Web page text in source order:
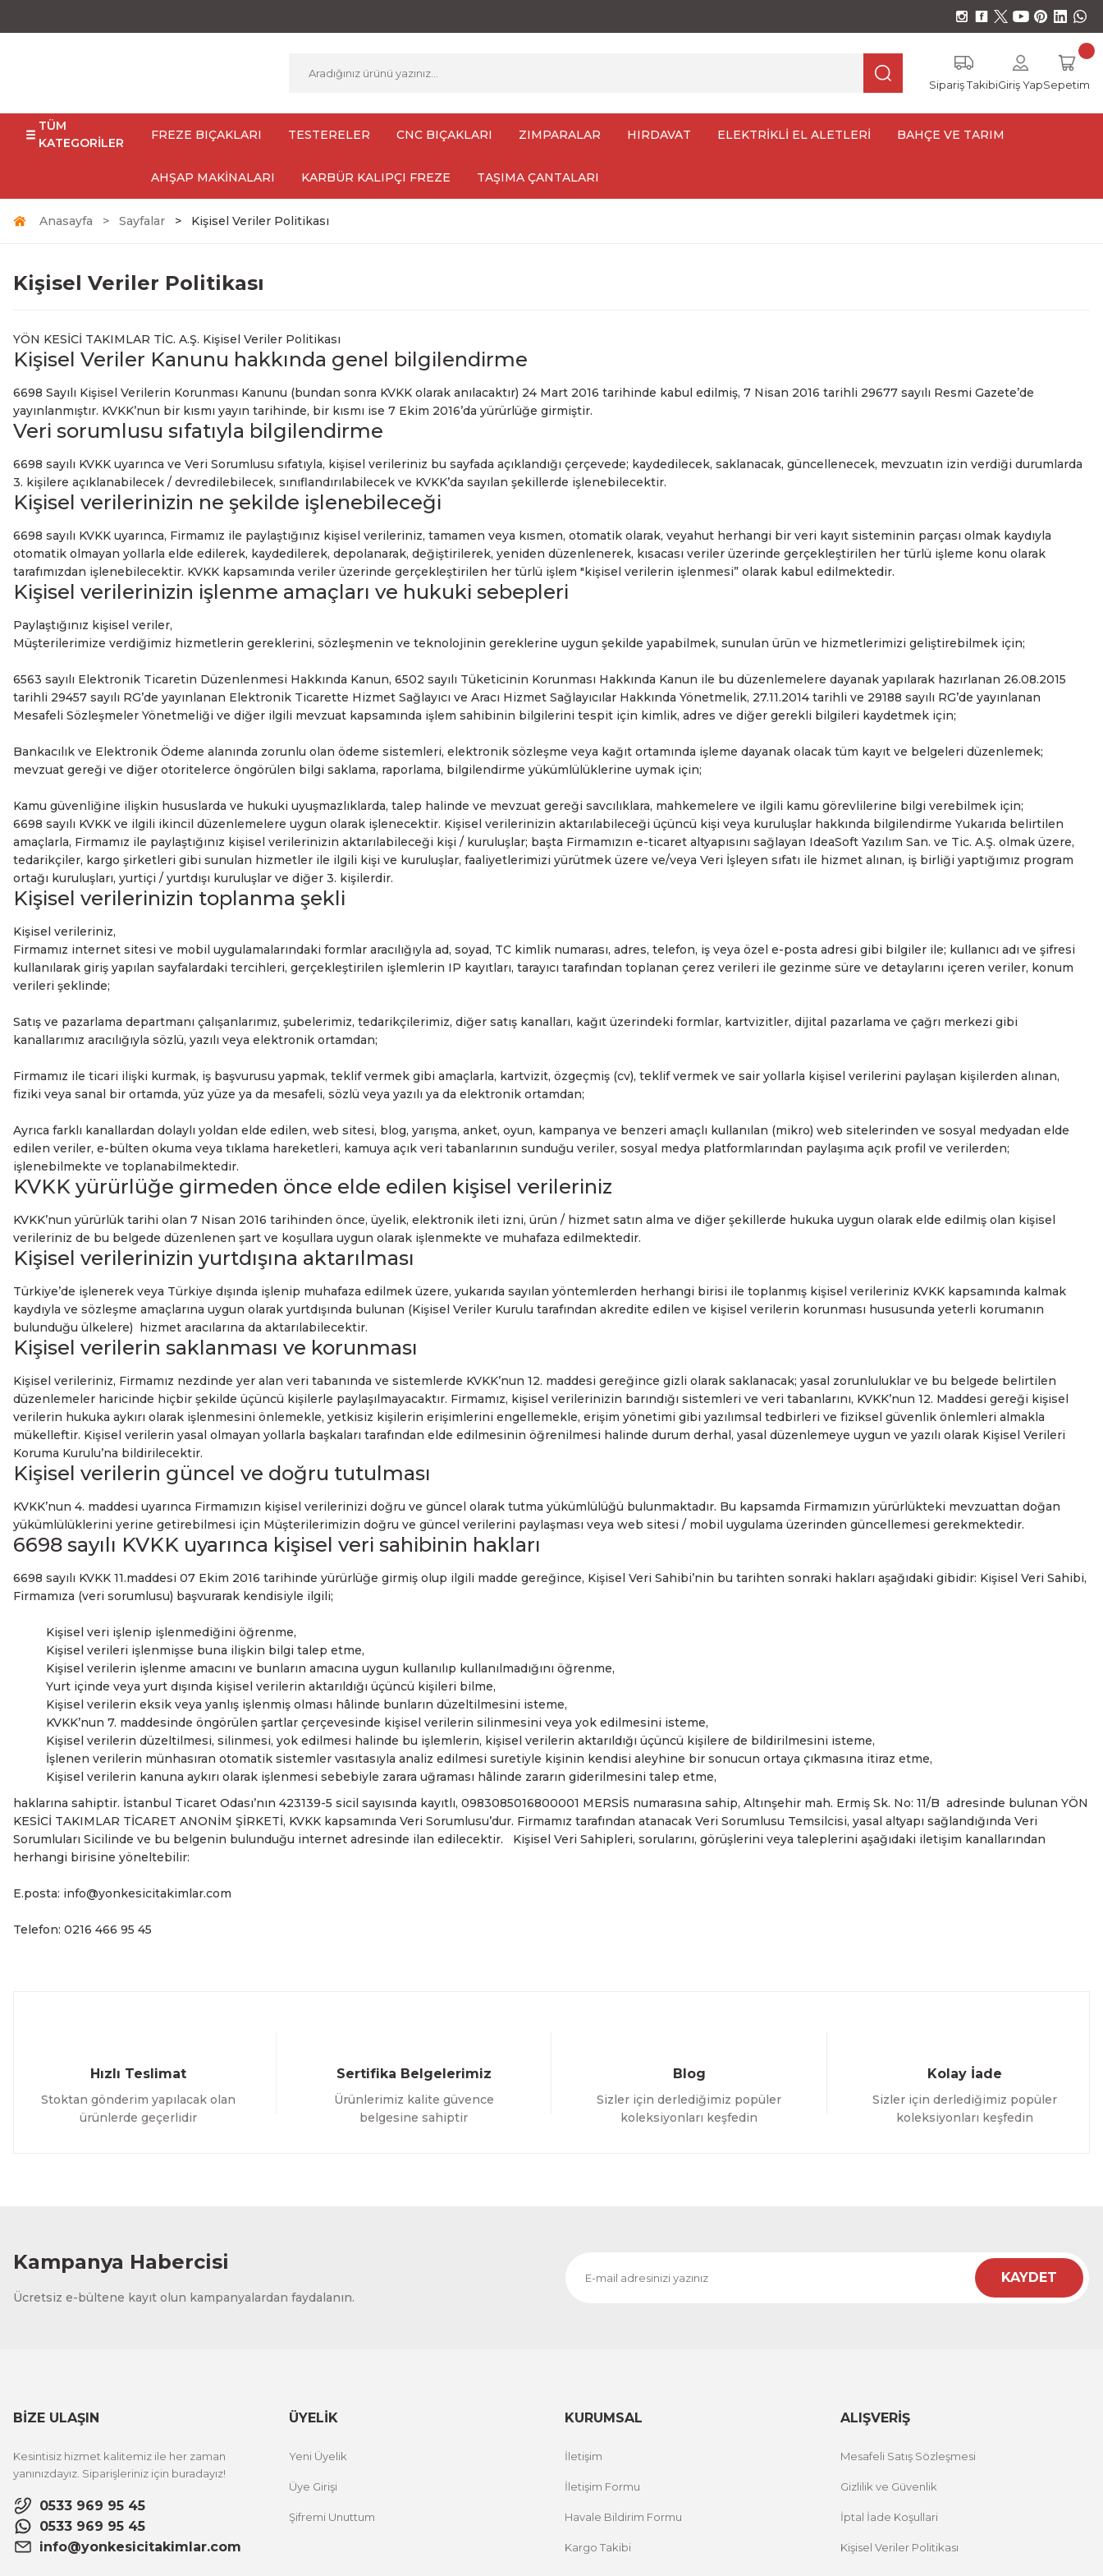
Sipariş TakibiGiriş YapSepetim
TÜM
KATEGORİLER
FREZE BIÇAKLARI TESTERELER CNC BIÇAKLARI ZIMPARALAR HIRDAVAT ELEKTRİKLİ EL ALETLERİ BAHÇE VE TARIM
AHŞAP MAKİNALARI KARBÜR KALIPÇI FREZE TAŞIMA ÇANTALARI
Anasayfa Sayfalar Kişisel Veriler Politikası
Kişisel Veriler Politikası
YÖN KESİCİ TAKIMLAR TİC. A.Ş. Kişisel Veriler Politikası
Kişisel Veriler Kanunu hakkında genel bilgilendirme
6698 Sayılı Kişisel Verilerin Korunması Kanunu (bundan sonra KVKK olarak anılacaktır) 24 Mart 2016 tarihinde kabul edilmiş, 7 Nisan 2016 tarihli 29677 sayılı Resmi Gazete’de
yayınlanmıştır. KVKK’nun bir kısmı yayın tarihinde, bir kısmı ise 7 Ekim 2016’da yürürlüğe girmiştir.
Veri sorumlusu sıfatıyla bilgilendirme
6698 sayılı KVKK uyarınca ve Veri Sorumlusu sıfatıyla, kişisel verileriniz bu sayfada açıklandığı çerçevede; kaydedilecek, saklanacak, güncellenecek, mevzuatın izin verdiği durumlarda
3. kişilere açıklanabilecek / devredilebilecek, sınıflandırılabilecek ve KVKK’da sayılan şekillerde işlenebilecektir.
Kişisel verilerinizin ne şekilde işlenebileceği
6698 sayılı KVKK uyarınca, Firmamız ile paylaştığınız kişisel verileriniz, tamamen veya kısmen, otomatik olarak, veyahut herhangi bir veri kayıt sisteminin parçası olmak kaydıyla
otomatik olmayan yollarla elde edilerek, kaydedilerek, depolanarak, değiştirilerek, yeniden düzenlenerek, kısacası veriler üzerinde gerçekleştirilen her türlü işleme konu olarak
tarafımızdan işlenebilecektir. KVKK kapsamında veriler üzerinde gerçekleştirilen her türlü işlem "kişisel verilerin işlenmesi” olarak kabul edilmektedir.
Kişisel verilerinizin işlenme amaçları ve hukuki sebepleri
Paylaştığınız kişisel veriler,
Müşterilerimize verdiğimiz hizmetlerin gereklerini, sözleşmenin ve teknolojinin gereklerine uygun şekilde yapabilmek, sunulan ürün ve hizmetlerimizi geliştirebilmek için;
6563 sayılı Elektronik Ticaretin Düzenlenmesi Hakkında Kanun, 6502 sayılı Tüketicinin Korunması Hakkında Kanun ile bu düzenlemelere dayanak yapılarak hazırlanan 26.08.2015
tarihli 29457 sayılı RG’de yayınlanan Elektronik Ticarette Hizmet Sağlayıcı ve Aracı Hizmet Sağlayıcılar Hakkında Yönetmelik, 27.11.2014 tarihli ve 29188 sayılı RG’de yayınlanan
Mesafeli Sözleşmeler Yönetmeliği ve diğer ilgili mevzuat kapsamında işlem sahibinin bilgilerini tespit için kimlik, adres ve diğer gerekli bilgileri kaydetmek için;
Bankacılık ve Elektronik Ödeme alanında zorunlu olan ödeme sistemleri, elektronik sözleşme veya kağıt ortamında işleme dayanak olacak tüm kayıt ve belgeleri düzenlemek;
mevzuat gereği ve diğer otoritelerce öngörülen bilgi saklama, raporlama, bilgilendirme yükümlülüklerine uymak için;
Kamu güvenliğine ilişkin hususlarda ve hukuki uyuşmazlıklarda, talep halinde ve mevzuat gereği savcılıklara, mahkemelere ve ilgili kamu görevlilerine bilgi verebilmek için;
6698 sayılı KVKK ve ilgili ikincil düzenlemelere uygun olarak işlenecektir. Kişisel verilerinizin aktarılabileceği üçüncü kişi veya kuruluşlar hakkında bilgilendirme Yukarıda belirtilen
amaçlarla, Firmamız ile paylaştığınız kişisel verilerinizin aktarılabileceği kişi / kuruluşlar; başta Firmamızın e-ticaret altyapısını sağlayan IdeaSoft Yazılım San. ve Tic. A.Ş. olmak üzere,
tedarikçiler, kargo şirketleri gibi sunulan hizmetler ile ilgili kişi ve kuruluşlar, faaliyetlerimizi yürütmek üzere ve/veya Veri İşleyen sıfatı ile hizmet alınan, iş birliği yaptığımız program
ortağı kuruluşları, yurtiçi / yurtdışı kuruluşlar ve diğer 3. kişilerdir.
Kişisel verilerinizin toplanma şekli
Kişisel verileriniz,
Firmamız internet sitesi ve mobil uygulamalarındaki formlar aracılığıyla ad, soyad, TC kimlik numarası, adres, telefon, iş veya özel e-posta adresi gibi bilgiler ile; kullanıcı adı ve şifresi
kullanılarak giriş yapılan sayfalardaki tercihleri, gerçekleştirilen işlemlerin IP kayıtları, tarayıcı tarafından toplanan çerez verileri ile gezinme süre ve detaylarını içeren veriler, konum
verileri şeklinde;
Satış ve pazarlama departmanı çalışanlarımız, şubelerimiz, tedarikçilerimiz, diğer satış kanalları, kağıt üzerindeki formlar, kartvizitler, dijital pazarlama ve çağrı merkezi gibi
kanallarımız aracılığıyla sözlü, yazılı veya elektronik ortamdan;
Firmamız ile ticari ilişki kurmak, iş başvurusu yapmak, teklif vermek gibi amaçlarla, kartvizit, özgeçmiş (cv), teklif vermek ve sair yollarla kişisel verilerini paylaşan kişilerden alınan,
fiziki veya sanal bir ortamda, yüz yüze ya da mesafeli, sözlü veya yazılı ya da elektronik ortamdan;
Ayrıca farklı kanallardan dolaylı yoldan elde edilen, web sitesi, blog, yarışma, anket, oyun, kampanya ve benzeri amaçlı kullanılan (mikro) web sitelerinden ve sosyal medyadan elde
edilen veriler, e-bülten okuma veya tıklama hareketleri, kamuya açık veri tabanlarının sunduğu veriler, sosyal medya platformlarından paylaşıma açık profil ve verilerden;
işlenebilmekte ve toplanabilmektedir.
KVKK yürürlüğe girmeden önce elde edilen kişisel verileriniz
KVKK’nun yürürlük tarihi olan 7 Nisan 2016 tarihinden önce, üyelik, elektronik ileti izni, ürün / hizmet satın alma ve diğer şekillerde hukuka uygun olarak elde edilmiş olan kişisel
verileriniz de bu belgede düzenlenen şart ve koşullara uygun olarak işlenmekte ve muhafaza edilmektedir.
Kişisel verilerinizin yurtdışına aktarılması
Türkiye’de işlenerek veya Türkiye dışında işlenip muhafaza edilmek üzere, yukarıda sayılan yöntemlerden herhangi birisi ile toplanmış kişisel verileriniz KVKK kapsamında kalmak
kaydıyla ve sözleşme amaçlarına uygun olarak yurtdışında bulunan (Kişisel Veriler Kurulu tarafından akredite edilen ve kişisel verilerin korunması hususunda yeterli korumanın
bulunduğu ülkelere) hizmet aracılarına da aktarılabilecektir.
Kişisel verilerin saklanması ve korunması
Kişisel verileriniz, Firmamız nezdinde yer alan veri tabanında ve sistemlerde KVKK’nun 12. maddesi gereğince gizli olarak saklanacak; yasal zorunluluklar ve bu belgede belirtilen
düzenlemeler haricinde hiçbir şekilde üçüncü kişilerle paylaşılmayacaktır. Firmamız, kişisel verilerinizin barındığı sistemleri ve veri tabanlarını, KVKK’nun 12. Maddesi gereği kişisel
verilerin hukuka aykırı olarak işlenmesini önlemekle, yetkisiz kişilerin erişimlerini engellemekle, erişim yönetimi gibi yazılımsal tedbirleri ve fiziksel güvenlik önlemleri almakla
mükelleftir. Kişisel verilerin yasal olmayan yollarla başkaları tarafından elde edilmesinin öğrenilmesi halinde durum derhal, yasal düzenlemeye uygun ve yazılı olarak Kişisel Verileri
Koruma Kurulu’na bildirilecektir.
Kişisel verilerin güncel ve doğru tutulması
KVKK’nun 4. maddesi uyarınca Firmamızın kişisel verilerinizi doğru ve güncel olarak tutma yükümlülüğü bulunmaktadır. Bu kapsamda Firmamızın yürürlükteki mevzuattan doğan
yükümlülüklerini yerine getirebilmesi için Müşterilerimizin doğru ve güncel verilerini paylaşması veya web sitesi / mobil uygulama üzerinden güncellemesi gerekmektedir.
6698 sayılı KVKK uyarınca kişisel veri sahibinin hakları
6698 sayılı KVKK 11.maddesi 07 Ekim 2016 tarihinde yürürlüğe girmiş olup ilgili madde gereğince, Kişisel Veri Sahibi’nin bu tarihten sonraki hakları aşağıdaki gibidir: Kişisel Veri Sahibi,
Firmamıza (veri sorumlusu) başvurarak kendisiyle ilgili;
Kişisel veri işlenip işlenmediğini öğrenme,
Kişisel verileri işlenmişse buna ilişkin bilgi talep etme,
Kişisel verilerin işlenme amacını ve bunların amacına uygun kullanılıp kullanılmadığını öğrenme,
Yurt içinde veya yurt dışında kişisel verilerin aktarıldığı üçüncü kişileri bilme,
Kişisel verilerin eksik veya yanlış işlenmiş olması hâlinde bunların düzeltilmesini isteme,
KVKK’nun 7. maddesinde öngörülen şartlar çerçevesinde kişisel verilerin silinmesini veya yok edilmesini isteme,
Kişisel verilerin düzeltilmesi, silinmesi, yok edilmesi halinde bu işlemlerin, kişisel verilerin aktarıldığı üçüncü kişilere de bildirilmesini isteme,
İşlenen verilerin münhasıran otomatik sistemler vasıtasıyla analiz edilmesi suretiyle kişinin kendisi aleyhine bir sonucun ortaya çıkmasına itiraz etme,
Kişisel verilerin kanuna aykırı olarak işlenmesi sebebiyle zarara uğraması hâlinde zararın giderilmesini talep etme,
haklarına sahiptir. İstanbul Ticaret Odası’nın 423139-5 sicil sayısında kayıtlı, 0983085016800001 MERSİS numarasına sahip, Altınşehir mah. Ermiş Sk. No: 11/B adresinde bulunan YÖN
KESİCİ TAKIMLAR TİCARET ANONİM ŞİRKETİ, KVKK kapsamında Veri Sorumlusu’dur. Firmamız tarafından atanacak Veri Sorumlusu Temsilcisi, yasal altyapı sağlandığında Veri
Sorumluları Sicilinde ve bu belgenin bulunduğu internet adresinde ilan edilecektir. Kişisel Veri Sahipleri, sorularını, görüşlerini veya taleplerini aşağıdaki iletişim kanallarından
herhangi birisine yöneltebilir:
E.posta: info@yonkesicitakimlar.com
Telefon: 0216 466 95 45
Hızlı Teslimat
Stoktan gönderim yapılacak olan
ürünlerde geçerlidir
Sertifika Belgelerimiz
Ürünlerimiz kalite güvence
belgesine sahiptir
Blog
Sizler için derlediğimiz popüler
koleksiyonları keşfedin
Kolay İade
Sizler için derlediğimiz popüler
koleksiyonları keşfedin
Kampanya Habercisi
Ücretsiz e-bültene kayıt olun kampanyalardan faydalanın.
KAYDET
BİZE ULAŞIN
Kesintisiz hizmet kalitemiz ile her zaman
yanınızdayız. Siparişleriniz için buradayız!
0533 969 95 45
0533 969 95 45
info@yonkesicitakimlar.com
ÜYELİK
Yeni Üyelik
Üye Girişi
Şifremi Unuttum
KURUMSAL
İletişim
İletişim Formu
Havale Bildirim Formu
Kargo Takibi
ALIŞVERİŞ
Mesafeli Satış Sözleşmesi
Gizlilik ve Güvenlik
İptal İade Koşullari
Kişisel Veriler Politikası